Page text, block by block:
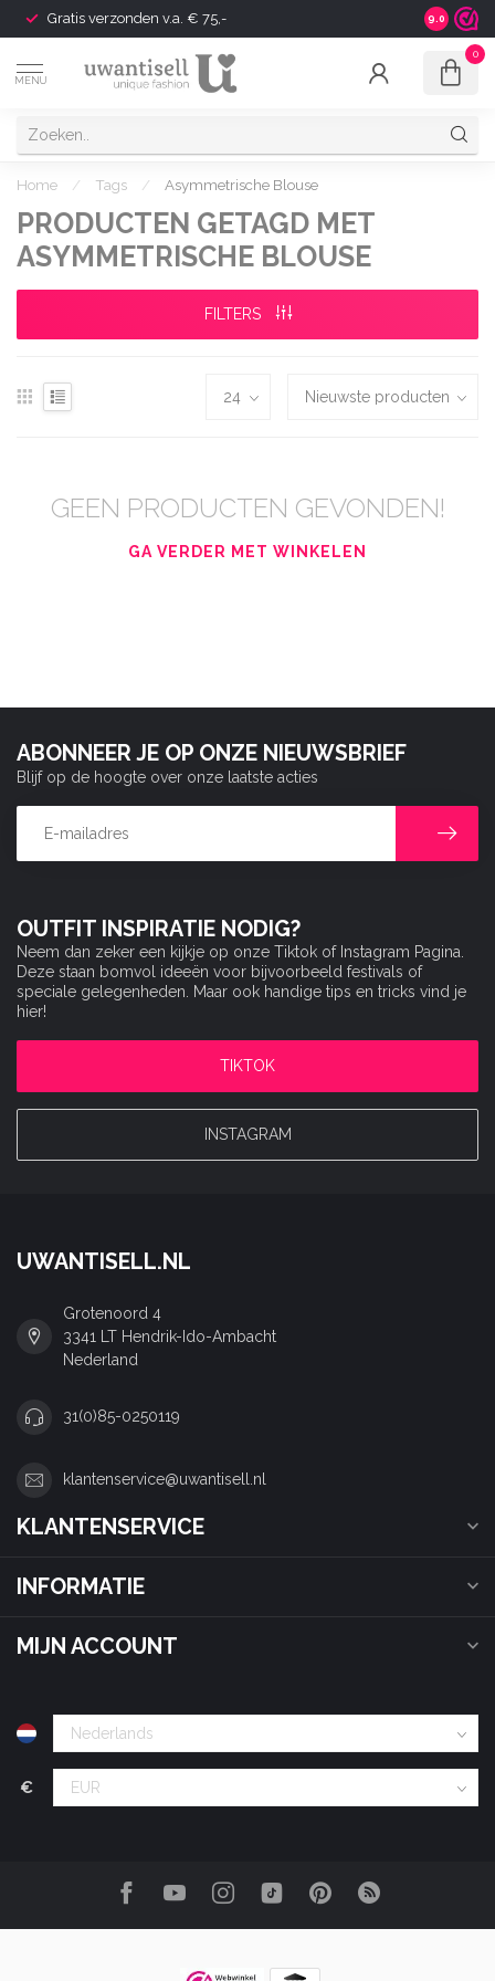
Gratis verzonden v.a. € 75,- Shipping
9.0
MENU
0
Home / Tags / Asymmetrische Blouse
PRODUCTEN GETAGD MET
ASYMMETRISCHE BLOUSE
FILTERS
GEEN PRODUCTEN GEVONDEN!
GA VERDER MET WINKELEN
OUTFIT INSPIRATIE NODIG?
Neem dan zeker een kijkje op onze Tiktok of Instagram Pagina.
Deze staan bomvol ideeën voor bijvoorbeeld festivals of
speciale gelegenheden. Maar ook handige tips en tricks vind je
hier!
TIKTOK
INSTAGRAM
ABONNEER JE OP ONZE NIEUWSBRIEF
Blijf op de hoogte over onze laatste acties
UWANTISELL.NL
Grotenoord 4
3341 LT Hendrik-Ido-Ambacht
Nederland
31(0)85-0250119
klantenservice@uwantisell.nl
KLANTENSERVICE
INFORMATIE
MIJN ACCOUNT
€